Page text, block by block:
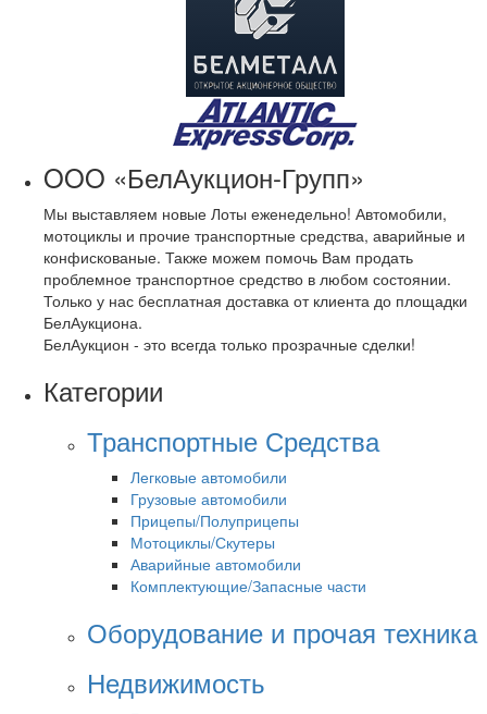
OOO «БелАукцион-Групп»
Мы выставляем новые Лоты еженедельно! Автомобили,
мотоциклы и прочие транспортные средства, аварийные и
конфискованые. Также можем помочь Вам продать
проблемное транспортное средство в любом состоянии.
Только у нас бесплатная доставка от клиента до площадки
БелАукциона.
БелАукцион - это всегда только прозрачные сделки!
Категории
Транспортные Средства
Легковые автомобили
Грузовые автомобили
Прицепы/Полуприцепы
Мотоциклы/Скутеры
Аварийные автомобили
Комплектующие/Запасные части
Оборудование и прочая техника
Недвижимость